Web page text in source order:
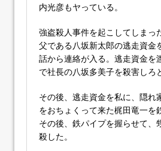
内光彦もヤっている。
強盗殺人事件を起こしてしまっ
父である八坂新太郎の逃走資金
話から連絡が入る。逃走資金を
で社長の八坂多美子を殺害しろ
その後、逃走資金を私に、隠れ
をおちょくって来た梶田竜一を
その後、鉄パイプを握らせて、
殺した。